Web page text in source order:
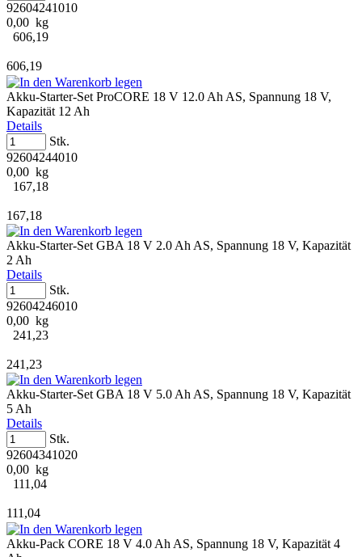
92604241010
0,00 kg
606,19
606,19
Akku-Starter-Set ProCORE 18 V 12.0 Ah AS, Spannung 18 V,
Kapazität 12 Ah
Details
Stk.
92604244010
0,00 kg
167,18
167,18
Akku-Starter-Set GBA 18 V 2.0 Ah AS, Spannung 18 V, Kapazität
2 Ah
Details
Stk.
92604246010
0,00 kg
241,23
241,23
Akku-Starter-Set GBA 18 V 5.0 Ah AS, Spannung 18 V, Kapazität
5 Ah
Details
Stk.
92604341020
0,00 kg
111,04
111,04
Akku-Pack CORE 18 V 4.0 Ah AS, Spannung 18 V, Kapazität 4